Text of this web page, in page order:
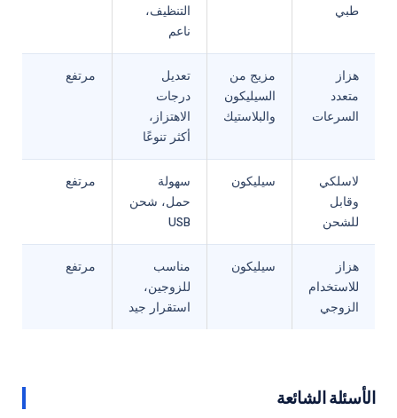
طبي
التنظيف،
ناعم
هزاز
متعدد
السرعات
مزيج من
السيليكون
والبلاستيك
تعديل
درجات
الاهتزاز،
أكثر تنوعًا
مرتفع
لاسلكي
وقابل
للشحن
سيليكون
سهولة
حمل، شحن
USB
مرتفع
هزاز
للاستخدام
الزوجي
سيليكون
مناسب
للزوجين،
استقرار جيد
مرتفع
الأسئلة الشائعة